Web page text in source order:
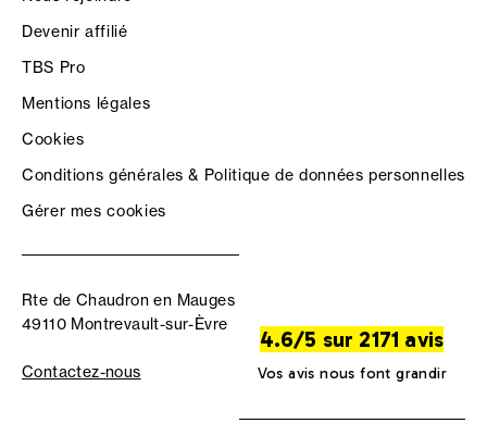
Devenir affilié
TBS Pro
Mentions légales
Cookies
Conditions générales & Politique de données personnelles
Gérer mes cookies
Rte de Chaudron en Mauges
49110 Montrevault-sur-Èvre
Contactez-nous
4.6/5 sur 2171 avis
Vos avis nous font grandir